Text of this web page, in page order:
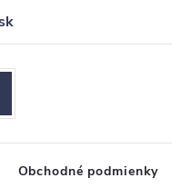
Obchodné podmienky